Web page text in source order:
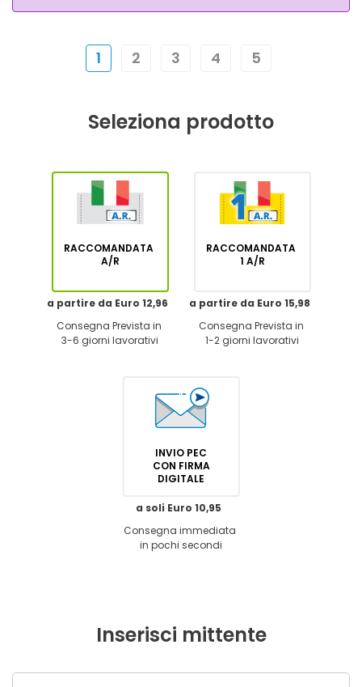
1 2 3 4 5
Seleziona prodotto
RACCOMANDATA
A/R
a partire da Euro 12,96
Consegna Prevista in
3-6 giorni lavorativi
RACCOMANDATA
1 A/R
a partire da Euro 15,98
Consegna Prevista in
1-2 giorni lavorativi
INVIO PEC
CON FIRMA
DIGITALE
a soli Euro 10,95
Consegna immediata
in pochi secondi
Inserisci mittente